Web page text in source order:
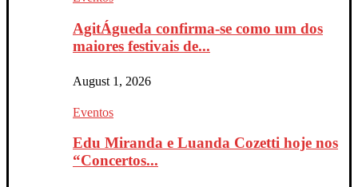
AgitÁgueda confirma-se como um dos
maiores festivais de...
August 1, 2026
Eventos
Edu Miranda e Luanda Cozetti hoje nos
“Concertos...